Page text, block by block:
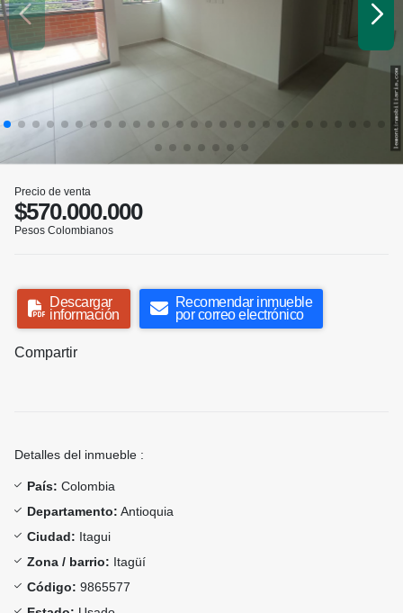
Precio de venta
$570.000.000
Pesos Colombianos
Descargar
información
Recomendar inmueble
por correo electrónico
Compartir
Detalles del inmueble :
País: Colombia
Departamento: Antioquia
Ciudad: Itagui
Zona / barrio: Itagüí
Código: 9865577